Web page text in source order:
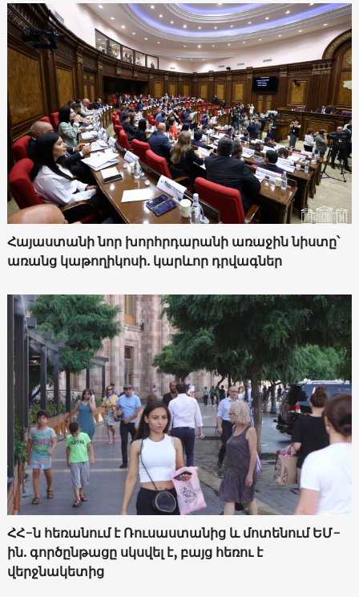
Հայաստանի նոր խորհրդարանի առաջին նիստը՝
առանց կաթողիկոսի. կարևոր դրվագներ
ՀՀ-ն հեռանում է Ռուսաստանից և մոտենում ԵՄ-
ին. գործընթացը սկսվել է, բայց հեռու է
վերջնակետից